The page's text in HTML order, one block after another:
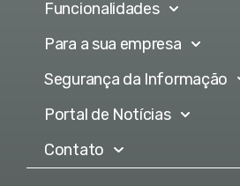
Funcionalidades
Para a sua empresa
Segurança da Informação
Portal de Notícias
Contato